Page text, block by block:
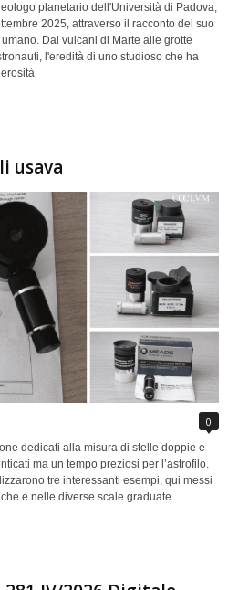
planetario dell'Università di Padova,
2025, attraverso il racconto del suo
Dai vulcani di Marte alle grotte
l'eredità di uno studioso che ha
usava
0
dedicati alla misura di stelle doppie e
ma un tempo preziosi per l’astrofilo.
tre interessanti esempi, qui messi
e nelle diverse scale graduate.